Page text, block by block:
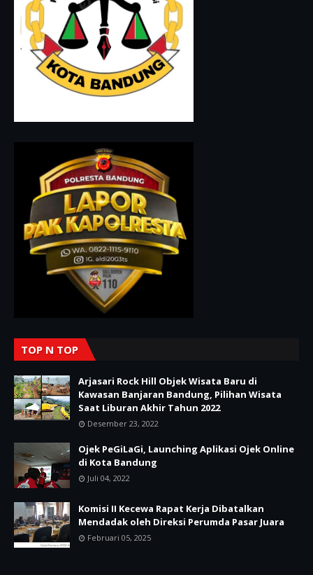
TOP N TOP
Arjasari Rock Hill Objek Wisata Baru di
Kawasan Banjaran Bandung, Pilihan Wisata
Saat Liburan Akhir Tahun 2022
Desember 23, 2022
Ojek PeGiLaGi, Launching Aplikasi Ojek Online
di Kota Bandung
Juli 04, 2022
Komisi II Kecewa Rapat Kerja Dibatalkan
Mendadak oleh Direksi Perumda Pasar Juara
Februari 05, 2025